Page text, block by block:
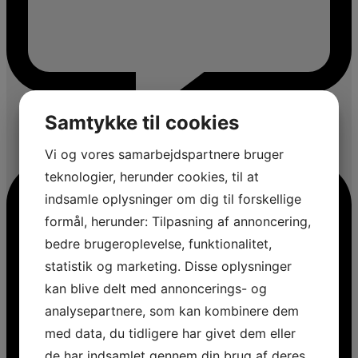
Samtykke til cookies
Vi og vores samarbejdspartnere bruger
teknologier, herunder cookies, til at
indsamle oplysninger om dig til forskellige
formål, herunder: Tilpasning af annoncering,
bedre brugeroplevelse, funktionalitet,
statistik og marketing. Disse oplysninger
kan blive delt med annoncerings- og
analysepartnere, som kan kombinere dem
med data, du tidligere har givet dem eller